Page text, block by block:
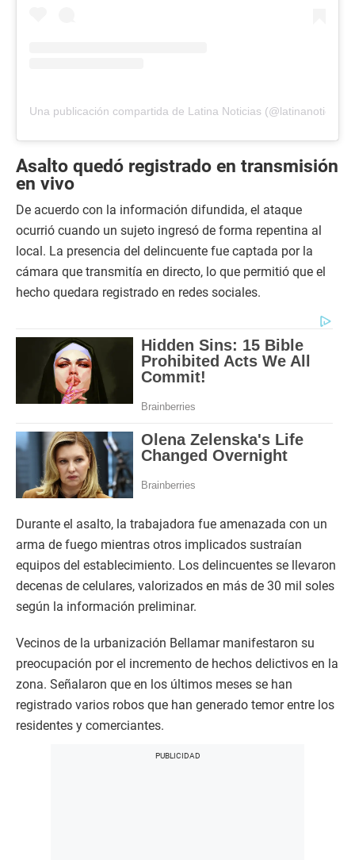
Una publicación compartida de Latina Noticias
Asalto quedó registrado en transmisión
en vivo
De acuerdo con la información difundida, el ataque
ocurrió cuando un sujeto ingresó de forma repentina al
local. La presencia del delincuente fue captada por la
cámara que transmitía en directo, lo que permitió que el
hecho quedara registrado en redes sociales.
Durante el asalto, la trabajadora fue amenazada con un
arma de fuego mientras otros implicados sustraían
equipos del establecimiento. Los delincuentes se llevaron
decenas de celulares, valorizados en más de 30 mil soles
según la información preliminar.
Vecinos de la urbanización Bellamar manifestaron su
preocupación por el incremento de hechos delictivos en la
zona. Señalaron que en los últimos meses se han
registrado varios robos que han generado temor entre los
residentes y comerciantes.